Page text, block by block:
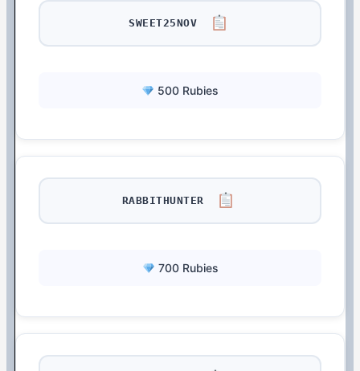
SWEET25NOV
500 Rubies
RABBITHUNTER
700 Rubies